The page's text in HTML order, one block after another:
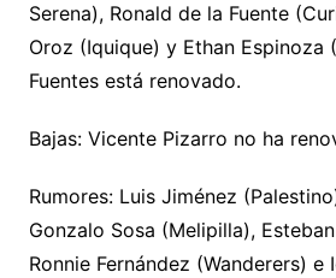
Serena), Ronald de la Fuente
Oroz (Iquique) y Ethan Espinoza
Fuentes está renovado.
Bajas: Vicente Pizarro no ha
Rumores: Luis Jiménez
Gonzalo Sosa (Melipilla),
Ronnie Fernández (Wanderers) e